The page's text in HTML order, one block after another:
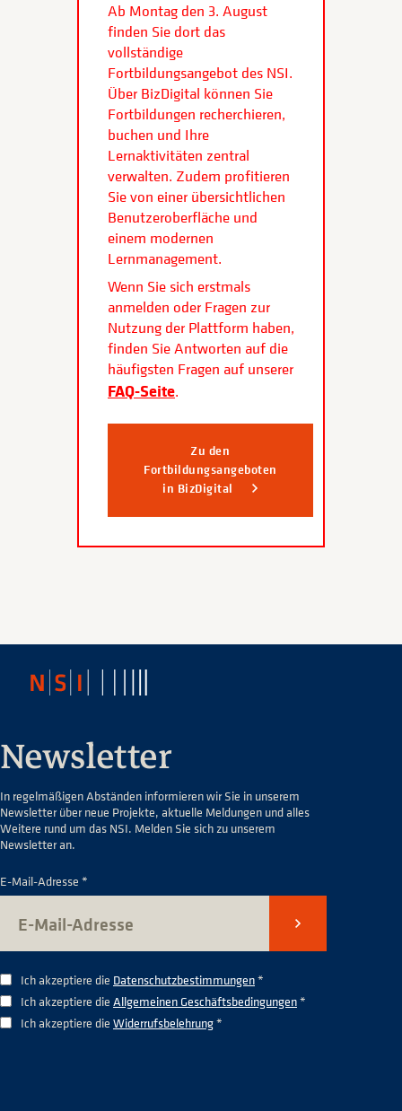
Ab Montag den 3. August
finden Sie dort das
vollständige
Fortbildungsangebot des NSI.
Über BizDigital können Sie
Fortbildungen recherchieren,
buchen und Ihre
Lernaktivitäten zentral
verwalten. Zudem profitieren
Sie von einer übersichtlichen
Benutzeroberfläche und
einem modernen
Lernmanagement.
Wenn Sie sich erstmals
anmelden oder Fragen zur
Nutzung der Plattform haben,
finden Sie Antworten auf die
häufigsten Fragen auf unserer
FAQ-Seite.
Zu den
Fortbildungsangeboten
in BizDigital
Newsletter
In regelmäßigen Abständen informieren wir Sie in unserem
Newsletter über neue Projekte, aktuelle Meldungen und alles
Weitere rund um das NSI. Melden Sie sich zu unserem
Newsletter an.
E-Mail-Adresse *
Senden
Ich akzeptiere die Datenschutzbestimmungen*
Ich akzeptiere die Allgemeinen Geschäftsbedingungen*
Ich akzeptiere die Widerrufsbelehrung*